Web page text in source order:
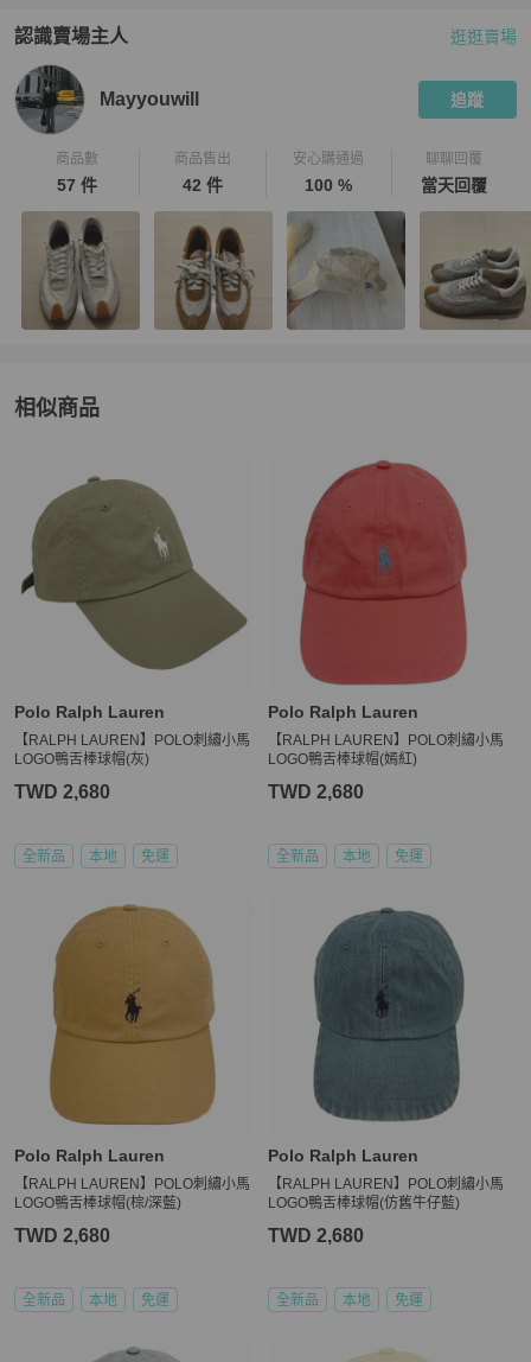
認識賣場主人
PopChill 拍拍圈嚴選賣家
逛逛賣場
Mayyouwill 追蹤
商品數
57 件
商品售出
42 件
安心購通過
100 %
聊聊回覆
當天回覆
相似商品
Polo Ralph Lauren
【RALPH LAUREN】POLO刺繡小馬
LOGO鴨舌棒球帽(灰)
TWD 2,680
全新品 本地 免運
Polo Ralph Lauren
【RALPH LAUREN】POLO刺繡小馬
LOGO鴨舌棒球帽(嫣紅)
TWD 2,680
全新品 本地 免運
Polo Ralph Lauren
【RALPH LAUREN】POLO刺繡小馬
LOGO鴨舌棒球帽(棕/深藍)
TWD 2,680
全新品 本地 免運
Polo Ralph Lauren
【RALPH LAUREN】POLO刺繡小馬
LOGO鴨舌棒球帽(仿舊牛仔藍)
TWD 2,680
全新品 本地 免運